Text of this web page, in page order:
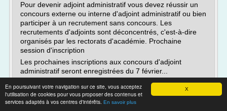
X
En poursuivant votre navigation sur ce site, vous acceptez
l'utilisation de cookies pour vous proposer des contenus et
services adaptés à vos centres d'intérêts. En savoir plus
Pour devenir adjoint administratif vous devez réussir un
concours externe ou interne d'adjoint administratif ou bien
participer à un recrutement sans concours. Les
recrutements d'adjoints sont déconcentrés, c'est-à-dire
organisés par les rectorats d'académie. Prochaine
session d'inscription
Les prochaines inscriptions aux concours d'adjoint
administratif seront enregistrées du 7 février...
Lire la suite
Site : http://www.laboiteaconcours.com